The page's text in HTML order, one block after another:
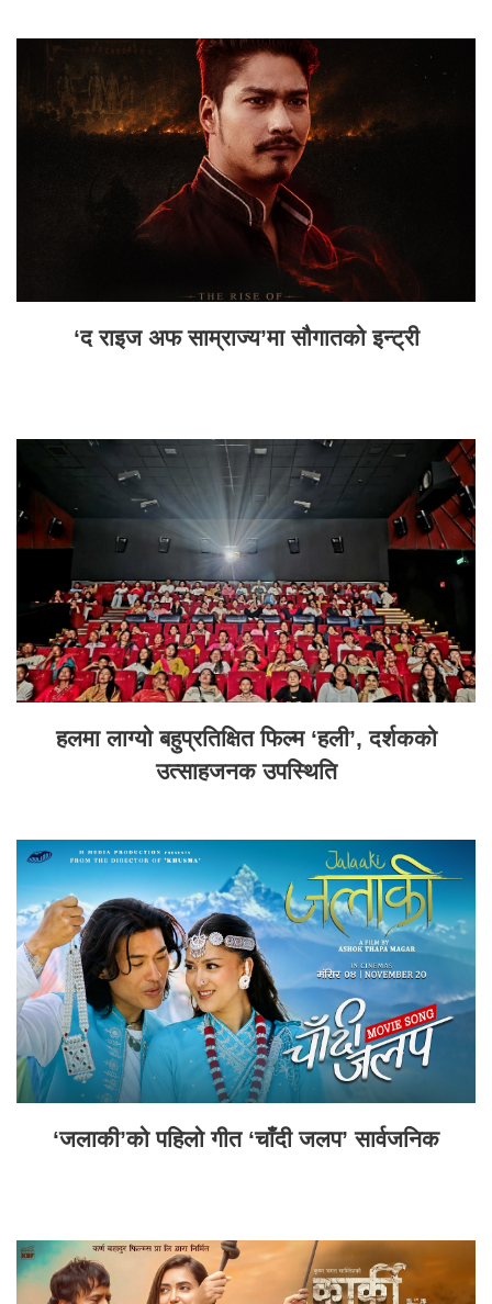
‘द राइज अफ साम्राज्य’मा सौगातको इन्ट्री
हलमा लाग्यो बहुप्रतिक्षित फिल्म ‘हली’, दर्शकको
उत्साहजनक उपस्थिति
‘जलाकी’को पहिलो गीत ‘चाँदी जलप’ सार्वजनिक